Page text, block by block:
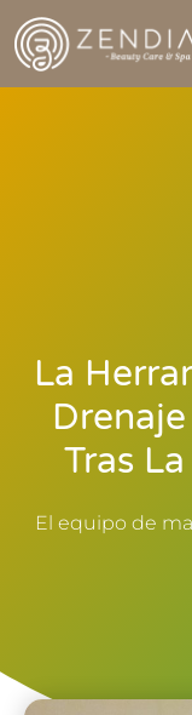
La
Tras
El equipo de